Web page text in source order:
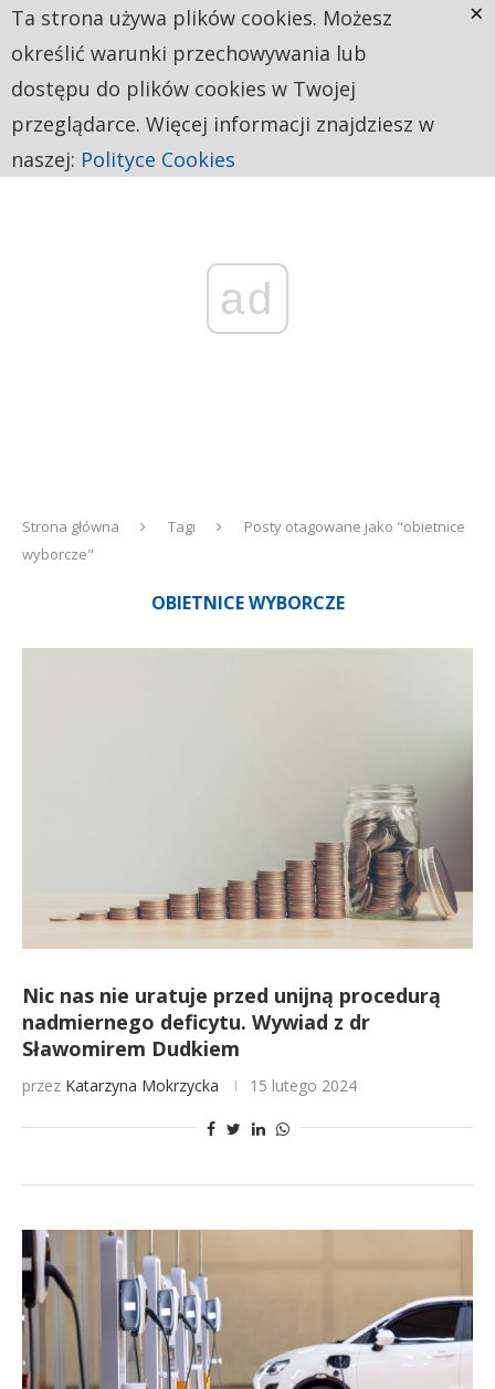
ad
Strona główna Tagi
Posty otagowane jako "obietnice
wyborcze"
OBIETNICE WYBORCZE
Nic nas nie uratuje przed unijną procedurą
nadmiernego deficytu. Wywiad z dr
Sławomirem Dudkiem
przez Katarzyna Mokrzycka 15 lutego 2024
Ta strona używa plików cookies. Możesz
określić warunki przechowywania lub
dostępu do plików cookies w Twojej
przeglądarce. Więcej informacji znajdziesz w
naszej: Polityce Cookies
×